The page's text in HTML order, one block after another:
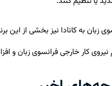
نیز بخشی از این
نیروی کار خارجی فرانسوی زبان